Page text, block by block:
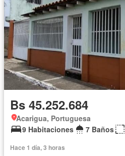
Bs 45.252.684
Acarigua, Portuguesa
9 Habitaciones
7 Baños
Hace 1 día, 3 horas